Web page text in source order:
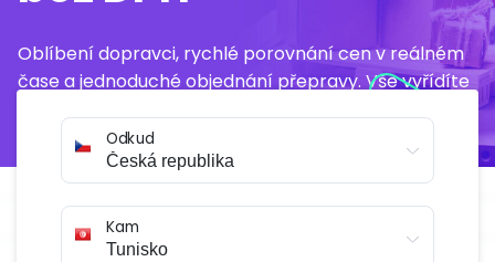
Oblíbení dopravci, rychlé porovnání cen v reálném
čase a jednoduché objednání přepravy. Vše vyřídíte
Odkud
Kam